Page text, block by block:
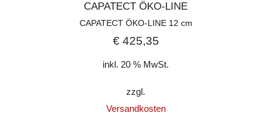
CAPATECT ÖKO-LINE
CAPATECT ÖKO-LINE 12 cm
€425,35
inkl. 20 % MwSt.
zzgl.
Versandkosten